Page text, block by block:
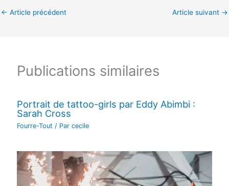
← Article précédent Article suivant →
Publications similaires
Portrait de tattoo-girls par Eddy Abimbi :
Sarah Cross
Fourre-Tout / Par cecile